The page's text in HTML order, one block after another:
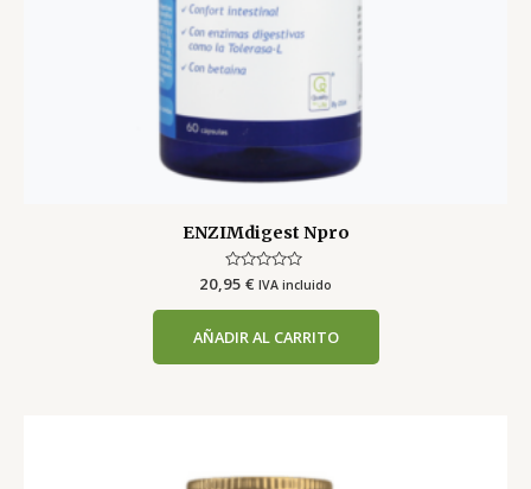
ENZIMdigest Npro
Valorado
con
0
5
20,95 € IVA incluido
AÑADIR AL CARRITO